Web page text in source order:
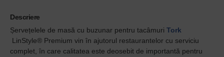
Descriere
Șervețelele de masă cu buzunar pentru tacâmuri Tork
LinStyle® Premium vin în ajutorul restaurantelor cu serviciu
complet, în care calitatea este deosebit de importantă pentru